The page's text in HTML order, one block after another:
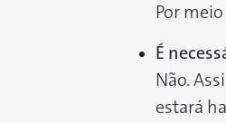
Por
É
Não.
estará